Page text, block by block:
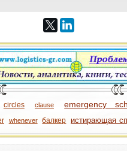
circles clause emergency
whenever балкер истирающая